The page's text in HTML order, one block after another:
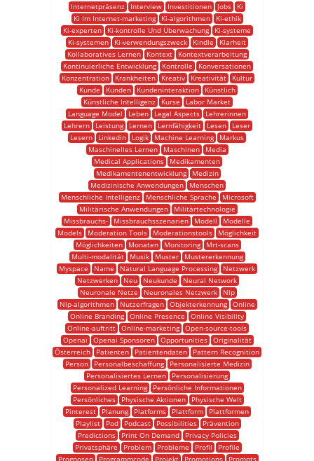
Internetpräsenz
Interview Investitionen Jobs
Ki
Ki Im Internet-marketing
Ki-algorithmen
Ki-ethik
Ki-experten
Ki-kontrolle Und Überwachung
Ki-systeme
Ki-systemen
Ki-verwendungszweck Kindle
Klarheit
Kollaboratives Lernen
Kontext
Kontextverarbeitung
Kontinuierliche Entwicklung
Kontrolle
Konversationen
Konzentration
Krankheiten Kreativ Kreativität
Kultur
Kunde
Kunden Kundeninteraktion
Künstlich
Künstliche Intelligenz
Kurse
Labor Market
Language Model
Leben Legal Aspects
Lehrerinnen
Lehrern
Leistung Lernen Lernfähigkeit Lesen
Leser
Lesern
Linkedin Logik Machine Learning
Markus
Maschinelles Lernen
Maschinen
Media
Medical Applications
Medikamenten
Medikamentenentwicklung
Medizin
Medizinische Anwendungen
Menschen
Menschliche Intelligenz
Menschliche Sprache
Microsoft
Militärische Anwendungen
Militärtechnologie
Missbrauchs-
Missbrauchsszenarien Modell
Modelle
Models
Moderation Tools Moderationstools
Möglichkeit
Möglichkeiten
Monaten Monitoring
Mrt-scans
Multi-modalität
Musik Muster
Mustererkennung
Myspace
Name Natural Language Processing
Netzwerk
Netzwerken
Neu Neukunde
Neural Network
Neuronale Netze
Neuronales Netzwerk
Nlp
Nlp-algorithmen
Nutzerfragen Objekterkennung
Online
Online Branding Online Presence
Online Visibility
Online-auftritt Online-marketing Open-source-tools
Openai
Openai Sponsoren Opportunities
Originalität
Österreich
Patienten Patientendaten
Pattern Recognition
Person
Personalbeschaffung
Personalisierte Medizin
Personalisiertes Lernen
Personalisierung
Personalized Learning
Persönliche Informationen
Persönliches
Physische Aktionen
Physische Welt
Pinterest
Planung Platforms Plattform
Plattformen
Playlist
Pod Podcast Possibilities
Prävention
Predictions
Print On Demand
Privacy Policies
Privatsphäre
Problem Probleme Profil
Profile
Prognosen
Programmcode Projekt Promotions Prompts